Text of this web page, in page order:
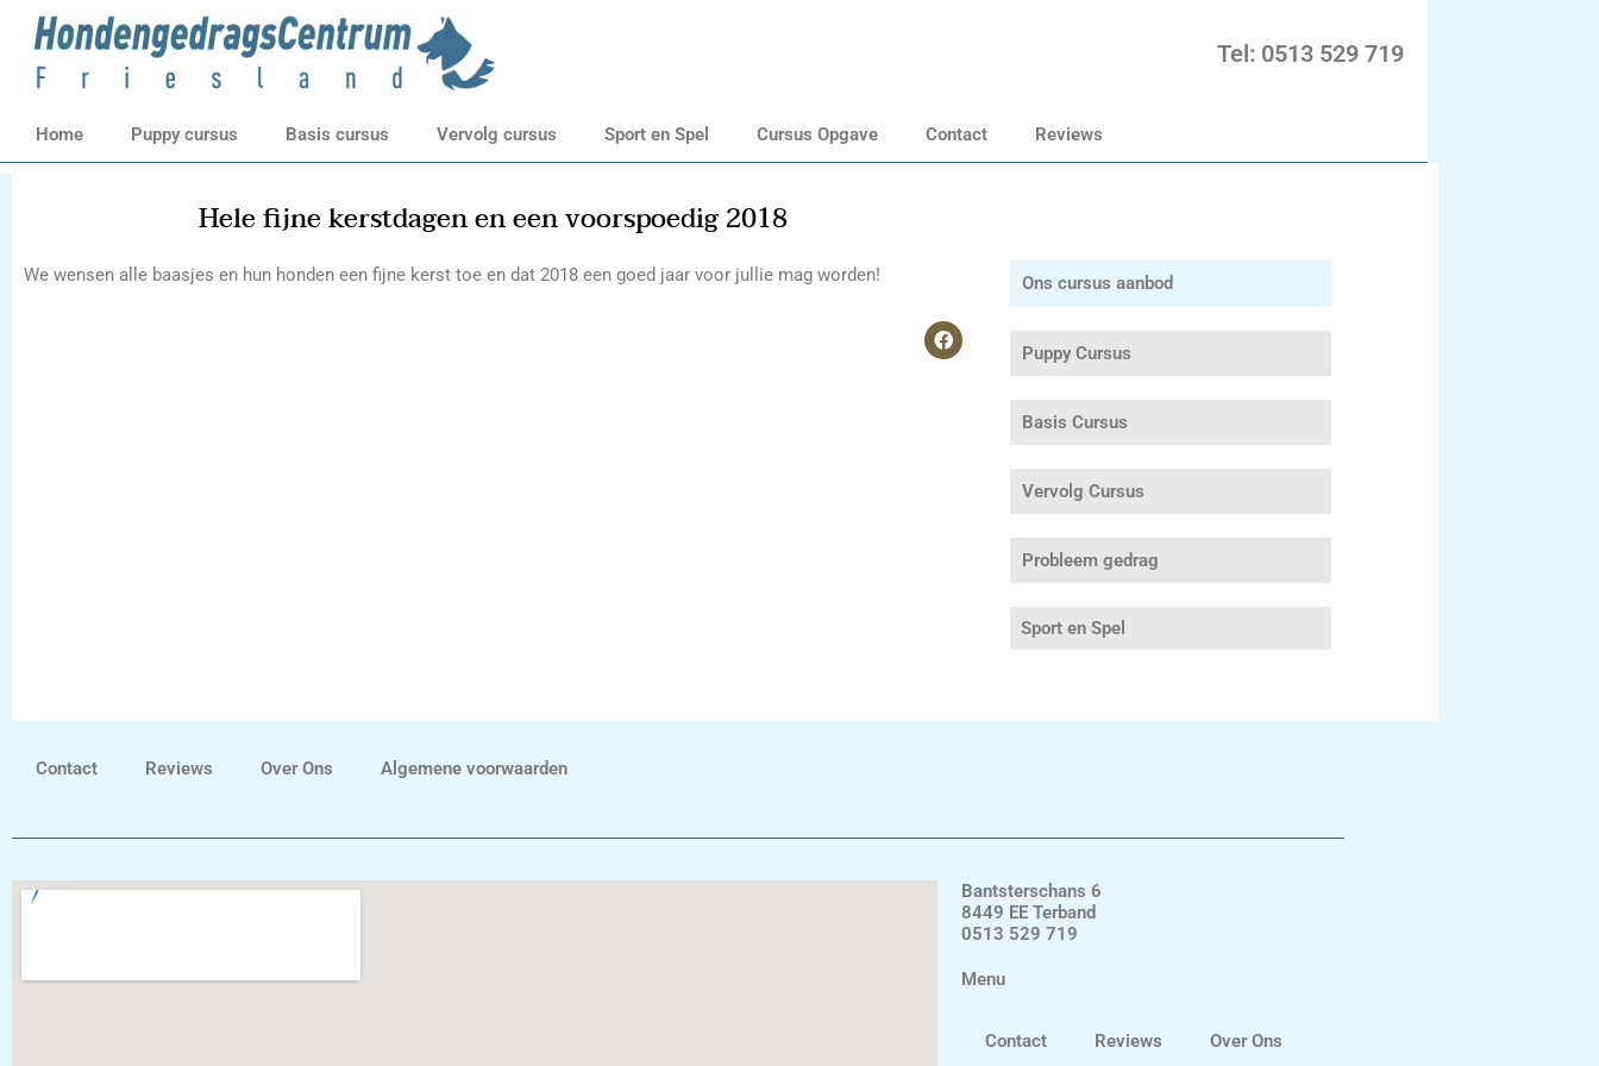
naar
Tel: 0513 529 719
Home Puppy cursus Basis cursus Vervolg cursus Sport en Spel Cursus Opgave Contact Reviews
Hele fijne kerstdagen en een voorspoedig 2018
We wensen alle baasjes en hun honden een fijne kerst toe en dat 2018 een goed jaar voor jullie mag worden!
F
Ons cursus aanbod
Puppy Cursus
Basis Cursus
Vervolg Cursus
Probleem gedrag
Sport en Spel
Contact Reviews Over Ons Algemene voorwaarden
Bantsterschans 6
8449 EE Terband
0513 529 719
Menu
Contact Reviews Over Ons